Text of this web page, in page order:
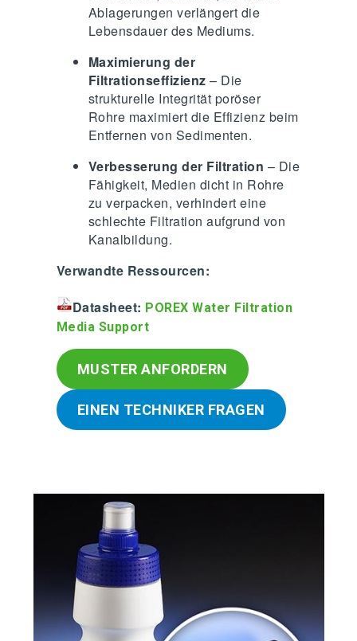
Ablagerungen verlängert die
Lebensdauer des Mediums.
Maximierung der
Filtrationseffizienz – Die
strukturelle Integrität poröser
Rohre maximiert die Effizienz beim
Entfernen von Sedimenten.
Verbesserung der Filtration – Die
Fähigkeit, Medien dicht in Rohre
zu verpacken, verhindert eine
schlechte Filtration aufgrund von
Kanalbildung.
Verwandte Ressourcen:
Datasheet: POREX Water Filtration
Media Support
MUSTER ANFORDERN
EINEN TECHNIKER FRAGEN